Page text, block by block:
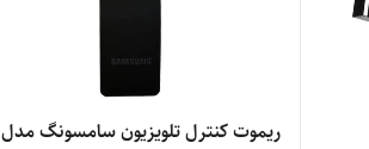
ریموت کنترل تلویزیون سامسونگ مدل